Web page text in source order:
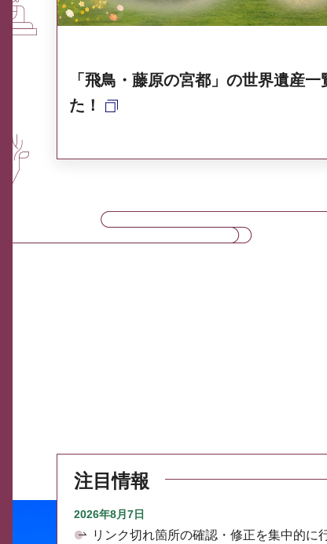
「飛鳥・藤原の宮都」の世界遺産
た！
注目情報
2026年8月7日
リンク切れ箇所の確認・修正を集中的に